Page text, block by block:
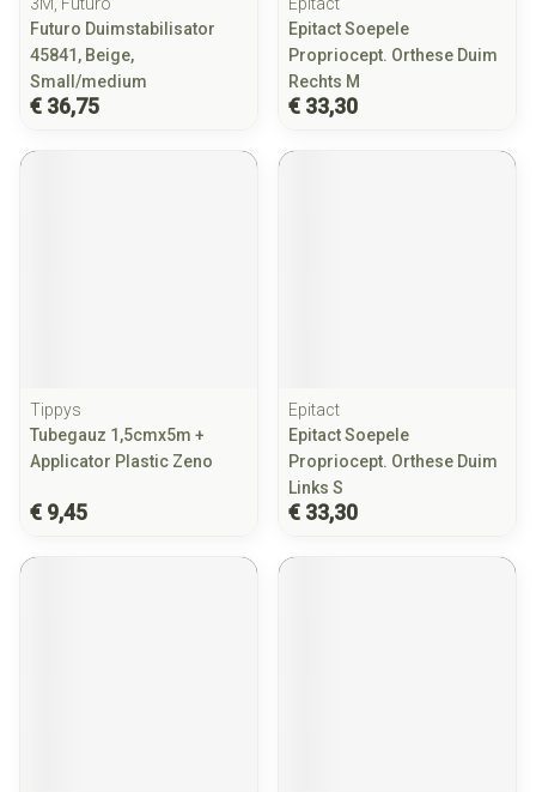
Futuro Duimstabilisator
45841, Beige,
Small/medium
€ 36,75
Epitact Soepele
Propriocept. Orthese Duim
Rechts M
€ 33,30
Tippys
Tubegauz 1,5cmx5m +
Applicator Plastic Zeno
€ 9,45
Epitact
Epitact Soepele
Propriocept. Orthese Duim
Links S
€ 33,30